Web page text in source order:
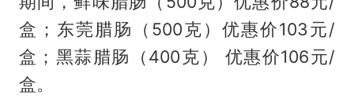
盒；东莞腊肠（500克）优惠价103元/
盒；黑蒜腊肠（400克） 优惠价106元/
盒。